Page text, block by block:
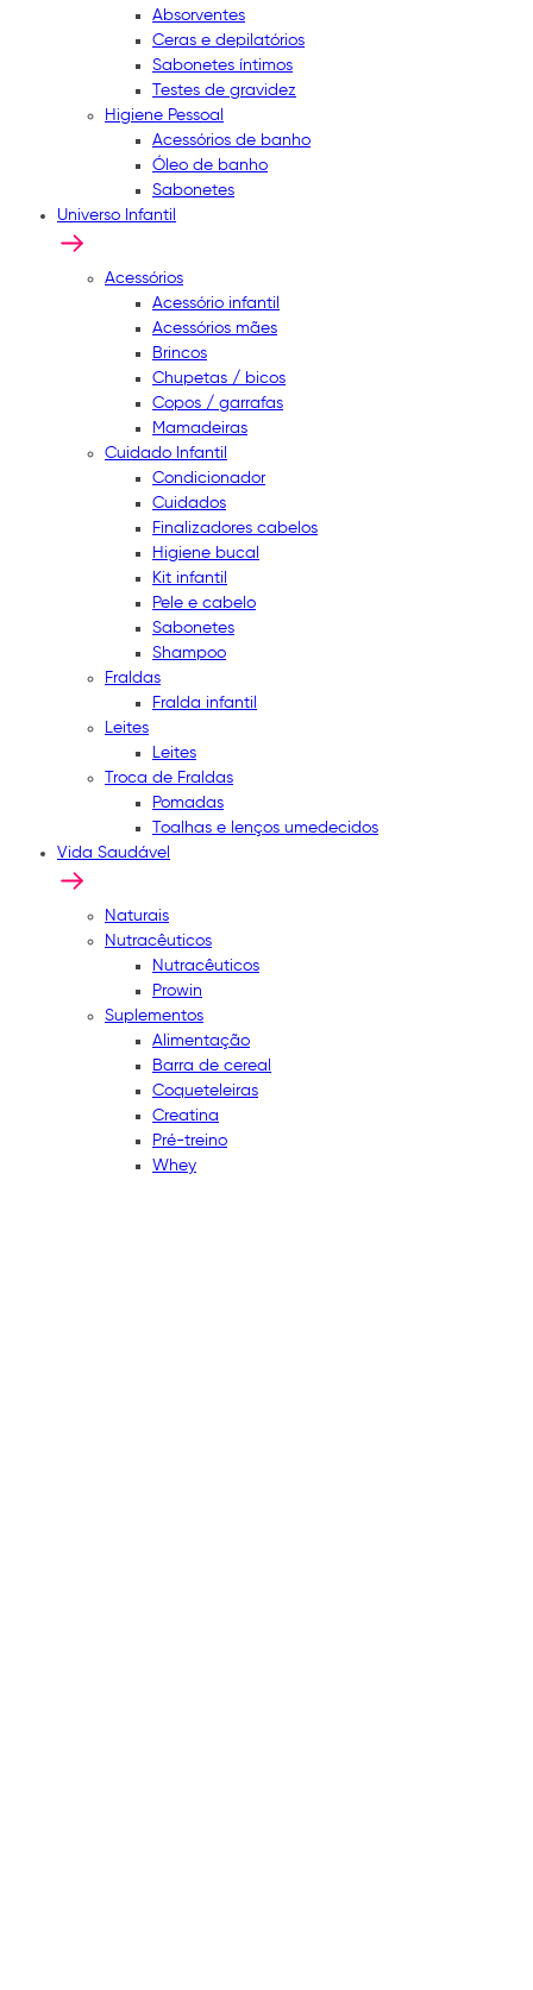
Absorventes
Ceras e depilatórios
Sabonetes íntimos
Testes de gravidez
Higiene Pessoal
Acessórios de banho
Óleo de banho
Sabonetes
Universo Infantil
Acessórios
Acessório infantil
Acessórios mães
Brincos
Chupetas / bicos
Copos / garrafas
Mamadeiras
Cuidado Infantil
Condicionador
Cuidados
Finalizadores cabelos
Higiene bucal
Kit infantil
Pele e cabelo
Sabonetes
Shampoo
Fraldas
Fralda infantil
Leites
Leites
Troca de Fraldas
Pomadas
Toalhas e lenços umedecidos
Vida Saudável
Naturais
Nutracêuticos
Nutracêuticos
Prowin
Suplementos
Alimentação
Barra de cereal
Coqueteleiras
Creatina
Pré-treino
Whey